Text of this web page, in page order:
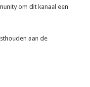
om dit kanaal een
aan de